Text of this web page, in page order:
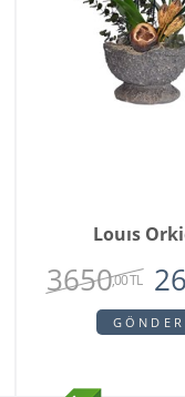
Louıs
3650,00 TL
GÖNDER